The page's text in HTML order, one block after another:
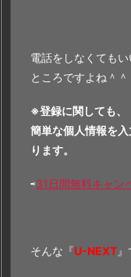
電話をしなくても
ところですよね＾＾
※登録に関しても、
簡単な個人情報を
ります。
⇨31日間無料キャン
そんな『U-NEXT』